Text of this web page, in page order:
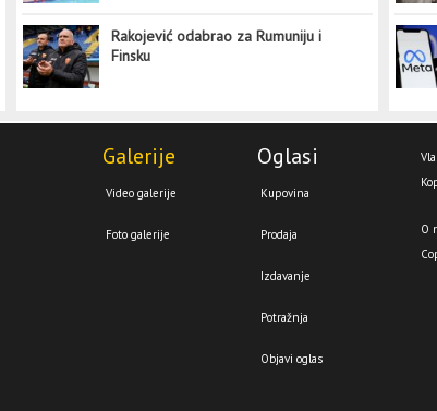
Rakojević odabrao za Rumuniju i
Finsku
Galerije
Video galerije
Foto galerije
Oglasi
Kupovina
Prodaja
Izdavanje
Potražnja
Objavi oglas
O